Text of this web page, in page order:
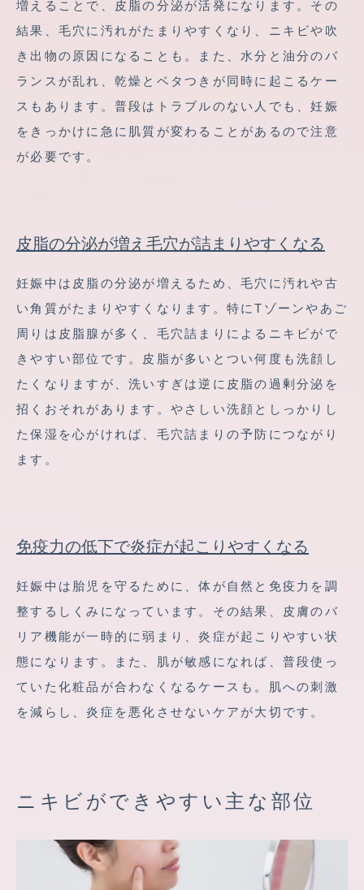
増えることで、皮脂の分泌が活発になります。その
結果、毛穴に汚れがたまりやすくなり、ニキビや吹
き出物の原因になることも。また、水分と油分のバ
ランスが乱れ、乾燥とベタつきが同時に起こるケー
スもあります。普段はトラブルのない人でも、妊娠
をきっかけに急に肌質が変わることがあるので注意
が必要です。
皮脂の分泌が増え毛穴が詰まりやすくなる
妊娠中は皮脂の分泌が増えるため、毛穴に汚れや古
い角質がたまりやすくなります。特にTゾーンやあご
周りは皮脂腺が多く、毛穴詰まりによるニキビがで
きやすい部位です。皮脂が多いとつい何度も洗顔し
たくなりますが、洗いすぎは逆に皮脂の過剰分泌を
招くおそれがあります。やさしい洗顔としっかりし
た保湿を心がければ、毛穴詰まりの予防につながり
ます。
免疫力の低下で炎症が起こりやすくなる
妊娠中は胎児を守るために、体が自然と免疫力を調
整するしくみになっています。その結果、皮膚のバ
リア機能が一時的に弱まり、炎症が起こりやすい状
態になります。また、肌が敏感になれば、普段使っ
ていた化粧品が合わなくなるケースも。肌への刺激
を減らし、炎症を悪化させないケアが大切です。
ニキビができやすい主な部位